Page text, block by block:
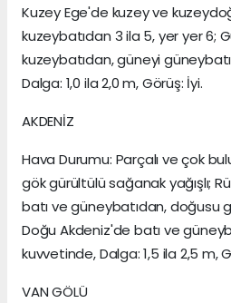
Kuzey Ege'de kuzey ve
kuzeybatıdan 3 ila 5, yer yer 6;
kuzeybatıdan, güneyi
Dalga: 1,0 ila 2,0 m, Görüş: İyi.
AKDENİZ
Hava Durumu: Parçalı ve çok
gök gürültülü sağanak yağışlı;
batı ve güneybatıdan, doğusu
Doğu Akdeniz'de batı ve
kuvvetinde, Dalga: 1,5 ila 2,5 m,
VAN GÖLÜ